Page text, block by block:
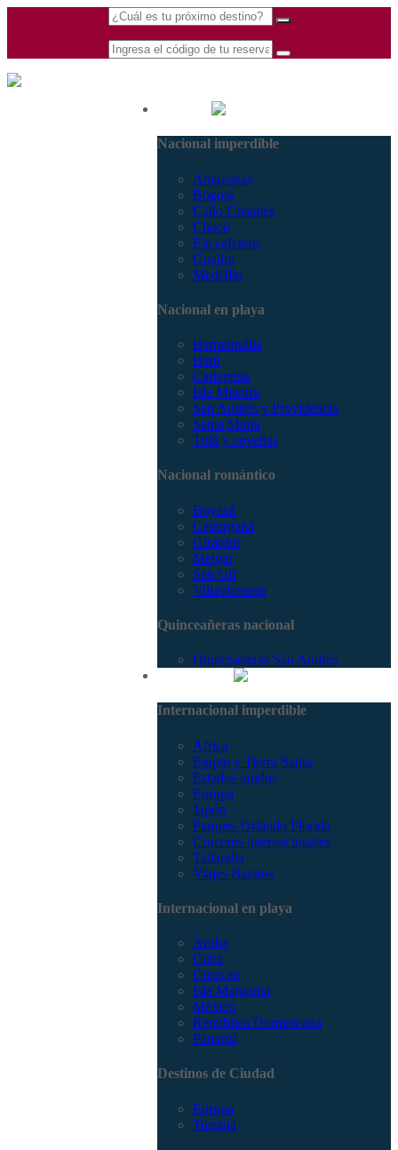
Nacional imperdible
Amazonas
Bogotá
Caño Cristales
Chocó
Eje cafetero
Guajira
Medellín
Nacional en playa
Barranquilla
Barú
Cartagena
Isla Múcura
San Andrés y Providencia
Santa Marta
Tolú y coveñas
Nacional romántico
Boyacá
Capurganá
Girardot
Melgar
San Gil
Villavicencio
Quinceañeras nacional
Quinceañeras San Andrés
Internacional imperdible
Africa
Egipto y Tierra Santa
Estados unidos
Europa
Japón
Parques Orlando Florida
Cruceros internacionales
Tailandia
Viajes Baratos
Internacional en playa
Aruba
Cuba
Curacao
Isla Margarita
México
República Dominicana
Panamá
Destinos de Ciudad
Europa
Turquía